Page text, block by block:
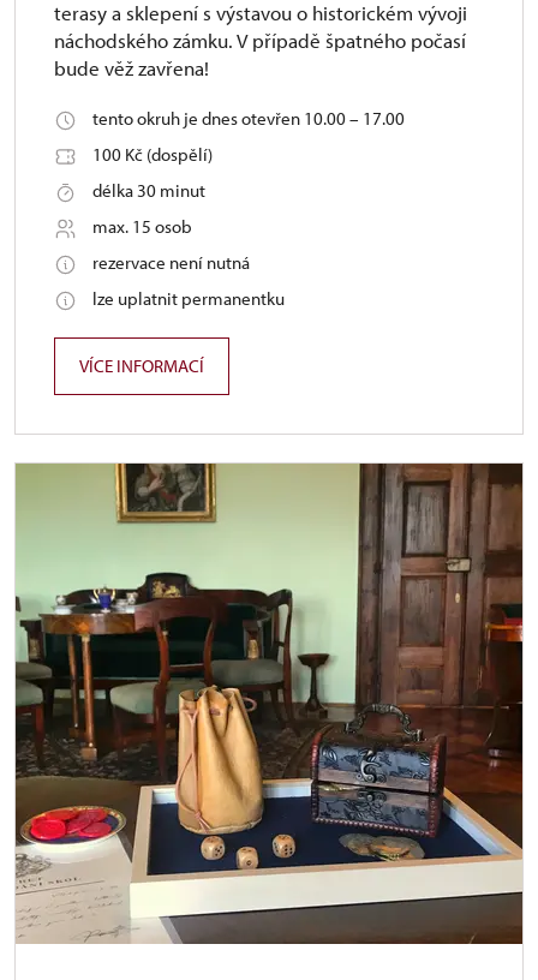
terasy a sklepení s výstavou o historickém vývoji
náchodského zámku. V případě špatného počasí
bude věž zavřena!
tento okruh je dnes otevřen 10.00 – 17.00
100 Kč (dospělí)
délka 30 minut
max. 15 osob
rezervace není nutná
lze uplatnit permanentku
VÍCE INFORMACÍ